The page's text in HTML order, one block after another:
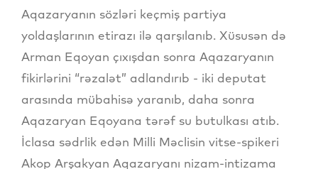
Aqazaryanın sözləri keçmiş partiya
yoldaşlarının etirazı ilə qarşılanıb. Xüsusən də
Arman Eqoyan çıxışdan sonra Aqazaryanın
fikirlərini “rəzalət” adlandırıb - iki deputat
arasında mübahisə yaranıb, daha sonra
Aqazaryan Eqoyana tərəf su butulkası atıb.
İclasa sədrlik edən Milli Məclisin vitse-spikeri
Akop Arşakyan Aqazaryanı nizam-intizama